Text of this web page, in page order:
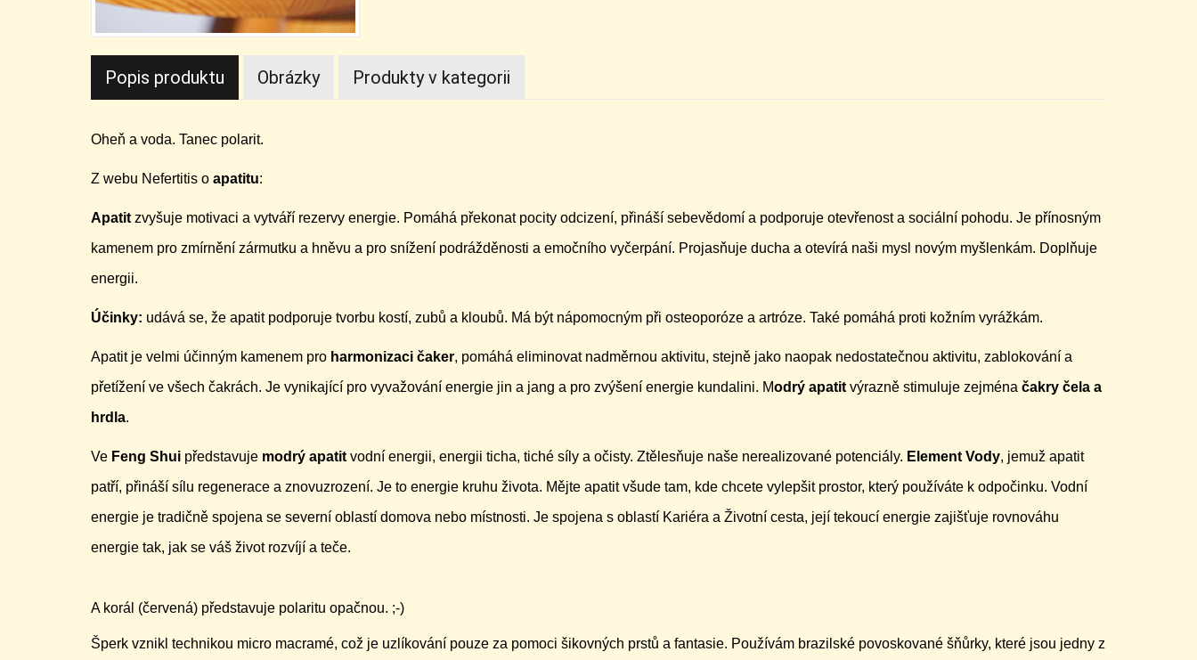
Popis produktu Obrázky Produkty v kategorii
Oheň a voda. Tanec polarit.
Z webu Nefertitis o apatitu:
Apatit zvyšuje motivaci a vytváří rezervy energie. Pomáhá překonat pocity odcizení, přináší sebevědomí a podporuje otevřenost a sociální pohodu. Je přínosným
kamenem pro zmírnění zármutku a hněvu a pro snížení podrážděnosti a emočního vyčerpání. Projasňuje ducha a otevírá naši mysl novým myšlenkám. Doplňuje
energii.
Účinky: udává se, že apatit podporuje tvorbu kostí, zubů a kloubů. Má být nápomocným při osteoporóze a artróze. Také pomáhá proti kožním vyrážkám.
Apatit je velmi účinným kamenem pro harmonizaci čaker, pomáhá eliminovat nadměrnou aktivitu, stejně jako naopak nedostatečnou aktivitu, zablokování a
přetížení ve všech čakrách. Je vynikající pro vyvažování energie jin a jang a pro zvýšení energie kundalini. Modrý apatit výrazně stimuluje zejména čakry čela a
hrdla.
Ve Feng Shui představuje modrý apatit vodní energii, energii ticha, tiché síly a očisty. Ztělesňuje naše nerealizované potenciály. Element Vody, jemuž apatit
patří, přináší sílu regenerace a znovuzrození. Je to energie kruhu života. Mějte apatit všude tam, kde chcete vylepšit prostor, který používáte k odpočinku. Vodní
energie je tradičně spojena se severní oblastí domova nebo místnosti. Je spojena s oblastí Kariéra a Životní cesta, její tekoucí energie zajišťuje rovnováhu
energie tak, jak se váš život rozvíjí a teče.
A korál (červená) představuje polaritu opačnou. ;-)
Šperk vznikl technikou micro macramé, což je uzlíkování pouze za pomoci šikovných prstů a fantasie. Používám brazilské povoskované šňůrky, které jsou jedny z